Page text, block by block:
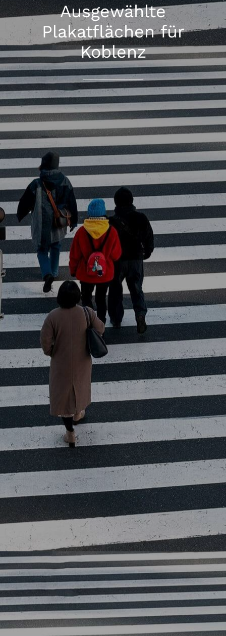
Ausgewählte
Plakatflächen für
Koblenz